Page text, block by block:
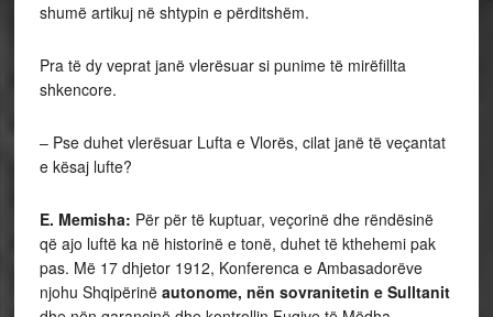
shumë artikuj në shtypin e përditshëm.
Pra të dy veprat janë vlerësuar si punime të mirëfillta
shkencore.
– Pse duhet vlerësuar Lufta e Vlorës, cilat janë të veçantat
e kësaj lufte?
E. Memisha: Për për të kuptuar, veçorinë dhe rëndësinë
që ajo luftë ka në historinë e tonë, duhet të kthehemi pak
pas. Më 17 dhjetor 1912, Konferenca e Ambasadorëve
njohu Shqipërinë autonome, nën sovranitetin e Sulltanit